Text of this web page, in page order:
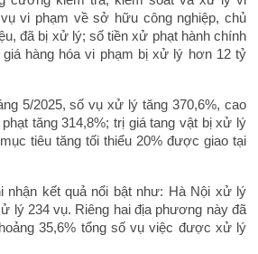
vi phạm về sở hữu công nghiệp, chủ
đã bị xử lý; số tiền xử phạt hành chính
hàng hóa vi phạm bị xử lý hơn 12 tỷ
5/2025, số vụ xử lý tăng 370,6%, cao
tăng 314,8%; trị giá tang vật bị xử lý
tiêu tăng tối thiểu 20% được giao tại
nhận kết quả nổi bật như: Hà Nội xử lý
lý 234 vụ. Riêng hai địa phương này đã
35,6% tổng số vụ việc được xử lý